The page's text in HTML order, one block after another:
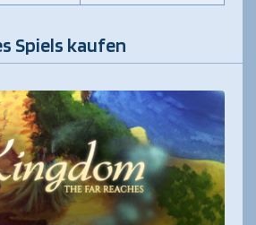
Spiels kaufen